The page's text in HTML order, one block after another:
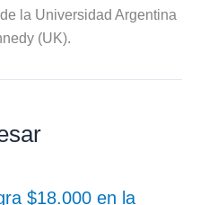
la Universidad Argentina
(UK).
$18.000 en la